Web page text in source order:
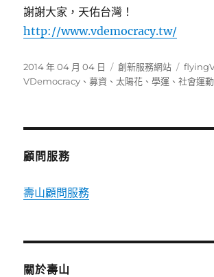
謝謝大家，天佑台灣！
http://www.vdemocracy.tw/
發
佈
2014 年 04 月 04 日
分
類
創新服務網站
標
籤
VDemocracy 、募資 、太陽花 、學運 、社會運動
顧問服務
壽山顧問服務
關於壽山